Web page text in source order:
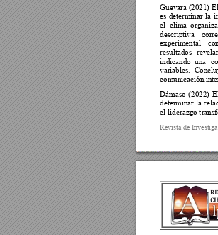
Revista de Investig
Guevara (2021)
es determinar la
el clima
descriptiva
experimental
resultados
indicando una
variables.
comunicación inte
Dámaso (2022) El
determinar la
el liderazgo t